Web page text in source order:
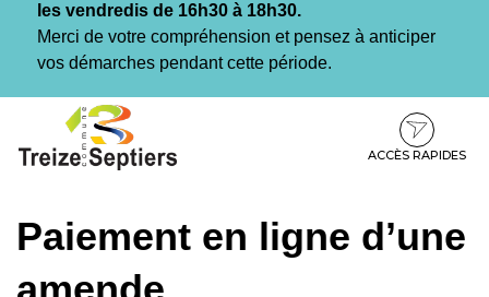
les vendredis de 16h30 à 18h30.
Merci de votre compréhension et pensez à anticiper
vos démarches pendant cette période.
contenu
pied
ACCÈS RAPIDES
Paiement en ligne d’une